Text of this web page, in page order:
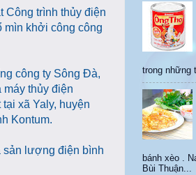
Công trình thủy điện
mìn khởi công công
công ty Sông Đà,
máy thủy điện
xã Yaly, huyện
Kontum.
sản lượng điện bình
trong những
bánh xèo .
Bùi Thuận...